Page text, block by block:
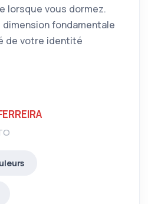
lorsque vous dormez.
fondamentale
de votre identité